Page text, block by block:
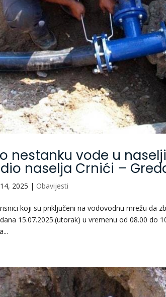
nestanku vode u
naselja Crnići –
2025 | Obavijesti
koji su priključeni na vodovodnu mrežu da
15.07.2025.(utorak) u vremenu od 08.00 do